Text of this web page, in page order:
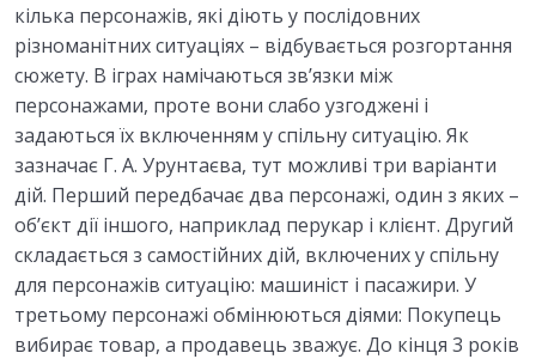
кілька персонажів, які діють у послідовних
різноманітних ситуаціях – відбувається розгортання
сюжету. В іграх намічаються зв’язки між
персонажами, проте вони слабо узгоджені і
задаються їх включенням у спільну ситуацію. Як
зазначає Г. А. Урунтаєва, тут можливі три варіанти
дій. Перший передбачає два персонажі, один з яких –
об’єкт дії іншого, наприклад перукар і клієнт. Другий
складається з самостійних дій, включених у спільну
для персонажів ситуацію: машиніст і пасажири. У
третьому персонажі обмінюються діями: Покупець
вибирає товар, а продавець зважує. До кінця 3 років